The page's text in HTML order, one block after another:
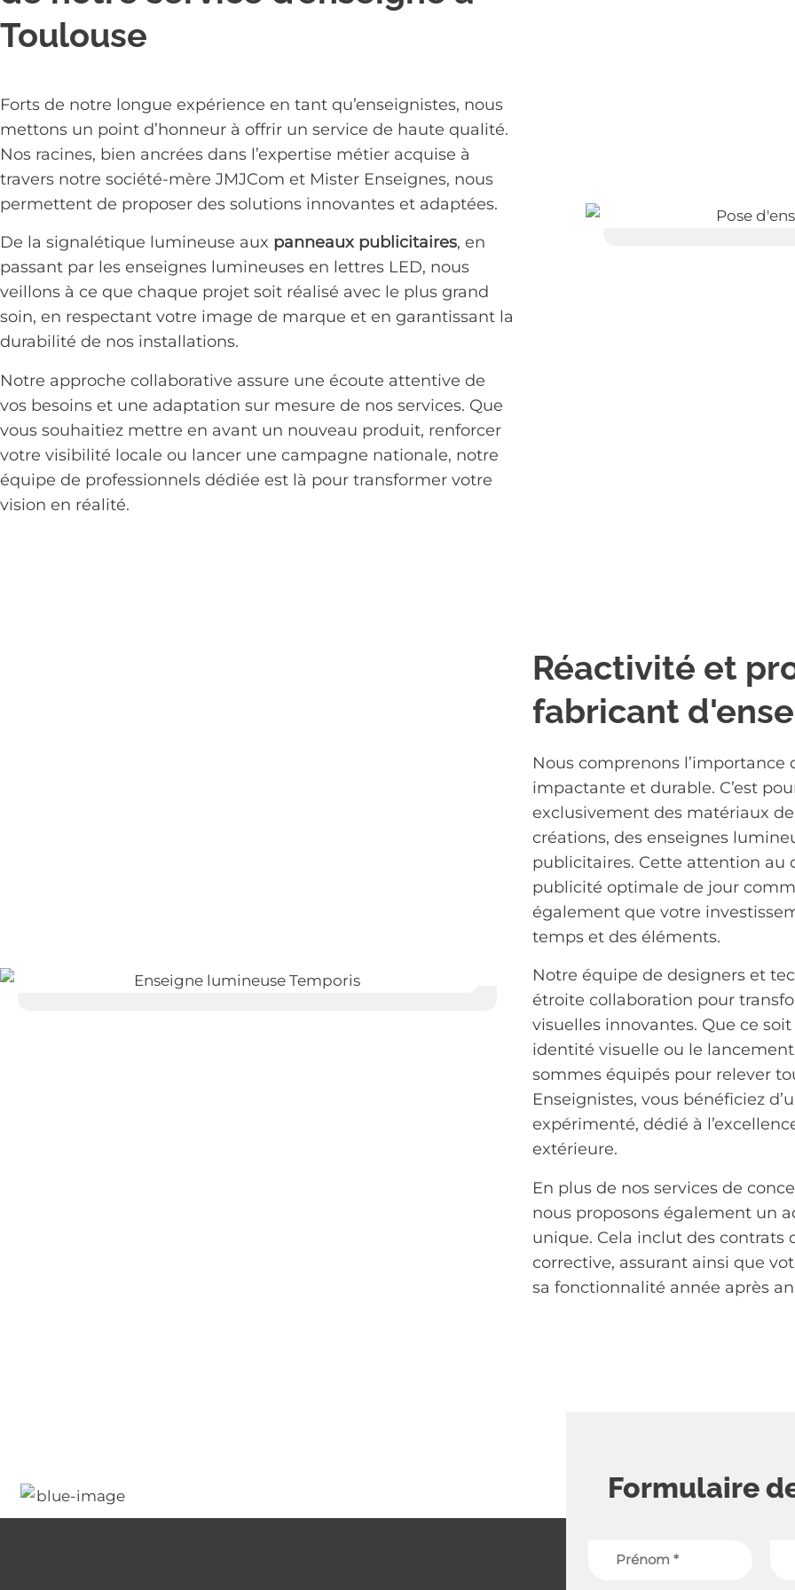
Toulouse
Forts de notre longue expérience en tant qu’enseignistes, nous
mettons un point d’honneur à offrir un service de haute qualité.
Nos racines, bien ancrées dans l’expertise métier acquise à
travers notre société-mère JMJCom et Mister Enseignes, nous
permettent de proposer des solutions innovantes et adaptées.
De la signalétique lumineuse aux panneaux publicitaires, en
passant par les enseignes lumineuses en lettres LED, nous
veillons à ce que chaque projet soit réalisé avec le plus grand
soin, en respectant votre image de marque et en garantissant la
durabilité de nos installations.
Notre approche collaborative assure une écoute attentive de
vos besoins et une adaptation sur mesure de nos services. Que
vous souhaitiez mettre en avant un nouveau produit, renforcer
votre visibilité locale ou lancer une campagne nationale, notre
équipe de professionnels dédiée est là pour transformer votre
vision en réalité.
Réactivité et
fabricant
Nous comprenons
impactante et durable. C’est
exclusivement des matériaux
créations, des enseignes
publicitaires. Cette attention au
publicité optimale de jour
également que votre
temps et des éléments.
Notre équipe de designers et
étroite collaboration pour
visuelles innovantes. Que ce
identité visuelle ou le
sommes équipés pour relever
Enseignistes, vous bénéficiez
expérimenté, dédié à
extérieure.
En plus de nos services de
nous proposons également un
unique. Cela inclut des
corrective, assurant ainsi que
sa fonctionnalité année après
Formulaire